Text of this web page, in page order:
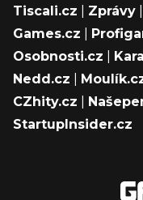
Tiscali.cz Zprávy
Games.cz
Osobnosti.cz
Nedd.cz
CZhity.cz
StartupInsider.cz